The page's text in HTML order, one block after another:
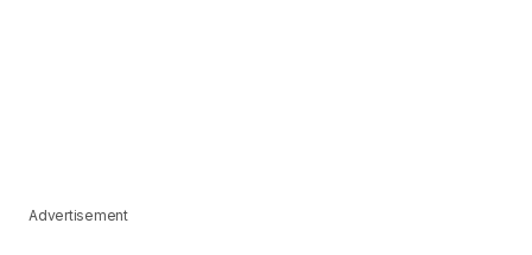
Advertisement